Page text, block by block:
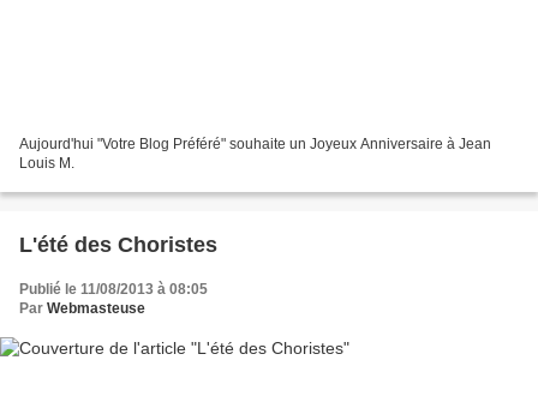
Aujourd'hui "Votre Blog Préféré" souhaite un Joyeux Anniversaire à Jean
Louis M.
L'été des Choristes
Publié le 11/08/2013 à 08:05
Par Webmasteuse